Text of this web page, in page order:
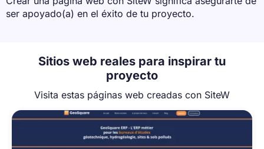
ser apoyado(a) en el éxito de tu proyecto.
Sitios web reales para inspirar tu
proyecto
Visita estas páginas web creadas con SiteW